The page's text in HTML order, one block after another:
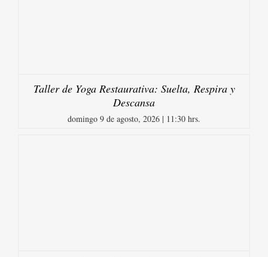
Taller de Yoga Restaurativa: Suelta, Respira y
Descansa
domingo 9 de agosto, 2026 | 11:30 hrs.